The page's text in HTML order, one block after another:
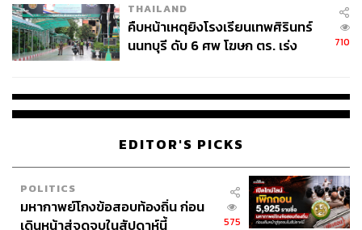
ในระยะยาว Siva มองว่าไทยมีศักยภาพจริงที่จะเป็นผู้นำ
ระดับภูมิภาคด้านนี้ ด้วยภาคการเงินที่มีความซับซ้อนสูง การ
ใช้เทคโนโลยีดิจิทัลที่แข็งแกร่ง และกฎระเบียบที่ให้ความ
“ในอีก 3-5 ปีข้างหน้า AI จะเปลี่ยนวิธีการระบุความเสี่ยง การ
ติดต่อลูกค้า และการแก้ไขหนี้ไปอย่างสิ้นเชิง สถาบันการเงิน
เน้นลูกค้าเป็นศูนย์กลางตั้งแต่ตอนนี้ จะเป็นคนกำหนด
มาตรฐานให้กับอาเซียน” Siva กล่าว
THAILAND
คืบหน้าเหตุยิงโรงเรียนเทพศิรินทร์
นนทบุรี ดับ 6 ศพ โฆษก ตร. เร่ง
710
EDITOR'S PICKS
POLITICS
มหากาพย์โกงข้อสอบท้องถิ่น ก่อน
เดินหน้าสู่จุดจบในสัปดาห์นี้
575